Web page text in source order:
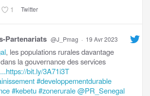
1 Twitter
Partenariats @J_Pmag · 19 Avr 2023
, les populations rurales davantage
la gouvernance des services
bit.ly/3A71i3T
#developpementdurable
#kebetu#zonerurale@PR_Senegal